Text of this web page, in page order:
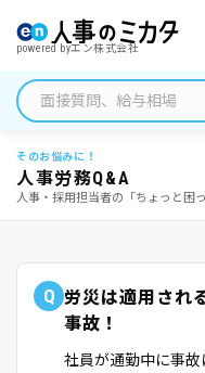
powered byエン株式会社
そのお悩みに！
人事労務Q&A
人事・採用担当者の「ちょっと困
Q 労災は適用され
事故！
社員が通勤中に事